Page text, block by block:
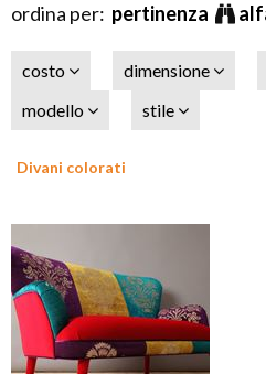
ordina per: pertinenza
costo dimensione
modello
stile
Divani colorati